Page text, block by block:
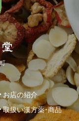
お店の紹介
取扱い漢方薬･商品